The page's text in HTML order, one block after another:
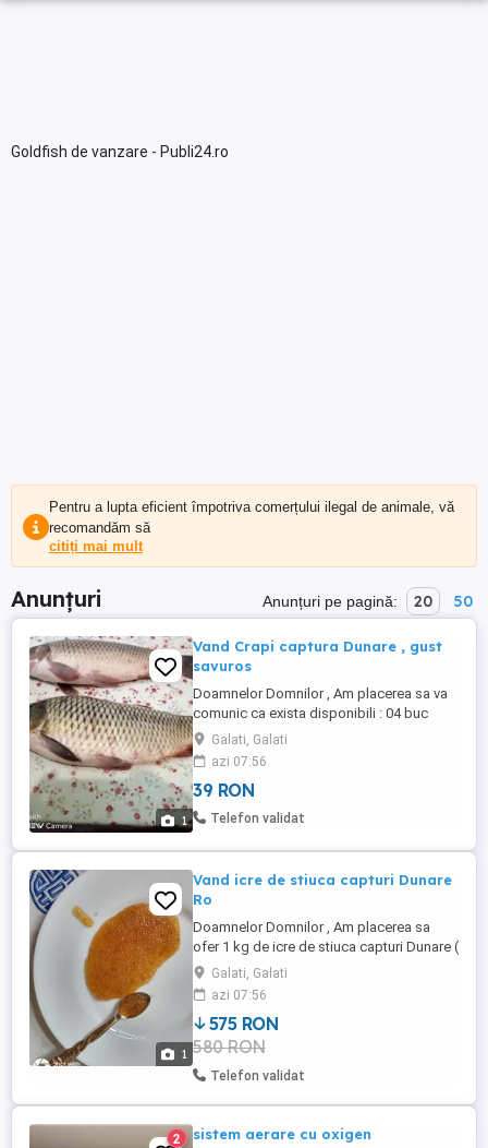
Goldfish de vanzare - Publi24.ro
Pentru a lupta eficient împotriva comerțului ilegal de animale, vă
recomandăm să
citiți mai mult
Anunțuri Anunțuri pe pagină: 20 50
1
Vand Crapi captura Dunare , gust
savuros
Doamnelor Domnilor , Am placerea sa va
comunic ca exista disponibili : 04 buc
Crap fara icre , capturi Dunare , rare si in
cantitati foarte reduse, Pret : 39 lei kg ,
calibre estimative : 03 - 04 kg buc . Gustul
este extraordinar de bun , rafinat si face
deliciul unor mese copioase , de neuitat ...
Galati, Galati
azi 07:56
39 RON
Telefon validat
1
Vand icre de stiuca capturi Dunare
Ro
Doamnelor Domnilor , Am placerea sa
ofer 1 kg de icre de stiuca capturi Dunare (
Ro ) , cu foarte putin aport de sare ( 5 % ).
Pret : 575 lei kg . Important : Nu exista
cantitati minime de comanda :) Ambalaj :
Caserole plastic avand un continut de 100
gr . Dimensiunea boabelor este mare ...
Galati, Galati
azi 07:56
575 RON
580 RON
Telefon validat
2 sistem aerare cu oxigen